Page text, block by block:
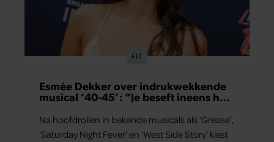
FIT
Esmée Dekker over indrukwekkende
musical ‘40-45’: “Je beseft ineens hoe
Na hoofdrollen in bekende musicals als ‘Grease’,
‘Saturday Night Fever’ en ‘West Side Story’ kiest